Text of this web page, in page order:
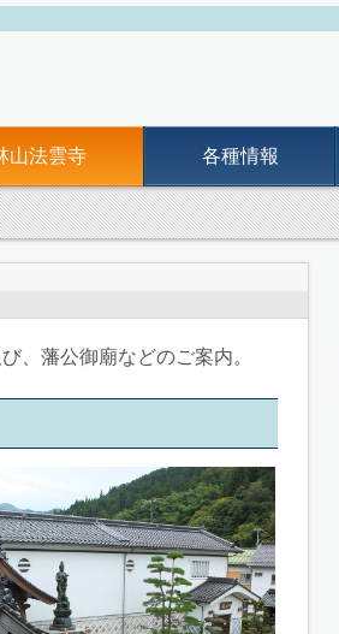
山法雲寺 各種情報
、藩公御廟などのご案内。